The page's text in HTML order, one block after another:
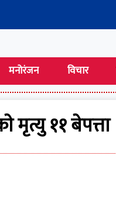
मनोरंजन विचार
मृत्यु ११ बेपत्ता